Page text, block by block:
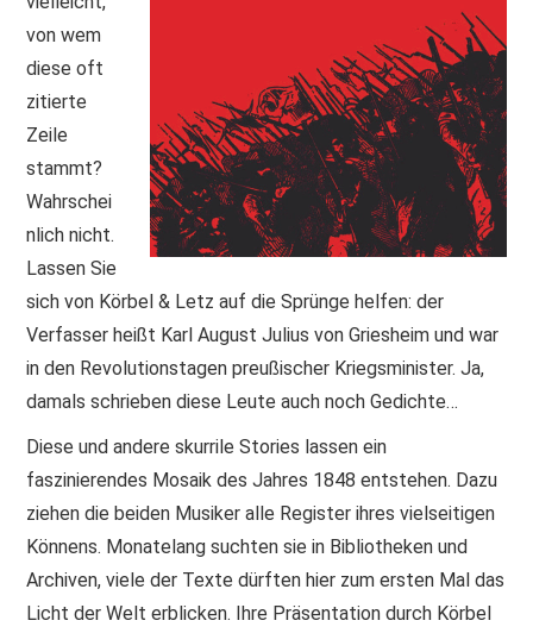
von wem
diese oft
zitierte
Zeile
stammt?
Wahrschei
nlich nicht.
Lassen Sie
sich von Körbel & Letz auf die Sprünge helfen: der
Verfasser heißt Karl August Julius von Griesheim und war
in den Revolutionstagen preußischer Kriegsminister. Ja,
damals schrieben diese Leute auch noch Gedichte…
Diese und andere skurrile Stories lassen ein
faszinierendes Mosaik des Jahres 1848 entstehen. Dazu
ziehen die beiden Musiker alle Register ihres vielseitigen
Könnens. Monatelang suchten sie in Bibliotheken und
Archiven, viele der Texte dürften hier zum ersten Mal das
Licht der Welt erblicken. Ihre Präsentation durch Körbel